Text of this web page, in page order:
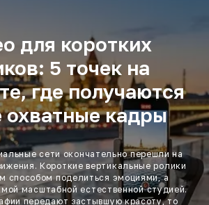
для коротких
5 точек на
где получаются
кадры
сети окончательно перешли на
Короткие вертикальные ролики
способом поделиться эмоциями, а
масштабной естественной студией.
передают застывшую красоту, то